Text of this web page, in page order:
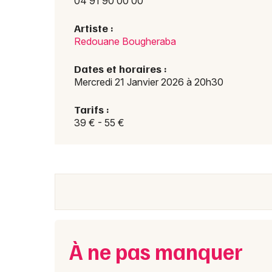
Artiste :
Redouane Bougheraba
Dates et horaires :
Mercredi 21 Janvier 2026 à 20h30
Tarifs :
39 € - 55 €
À ne pas manquer